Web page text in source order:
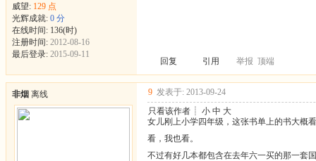
威望: 129 点
光辉成就: 0 分
在线时间: 136(时)
注册时间: 2012-08-16
最后登录: 2015-09-11
回复 引用 举报 顶端
非烟 离线 9 发表于: 2013-09-24
只看该作者 ┊ 小 中 大
女儿刚上小学四年级，这张书单上的书大概
看，我也看。
不过有好几本都包含在去年六一买的那一套